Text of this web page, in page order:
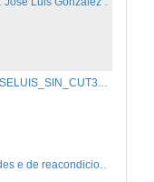
191204_CTC_JOSELUIS_SIN_CUT3.mp4